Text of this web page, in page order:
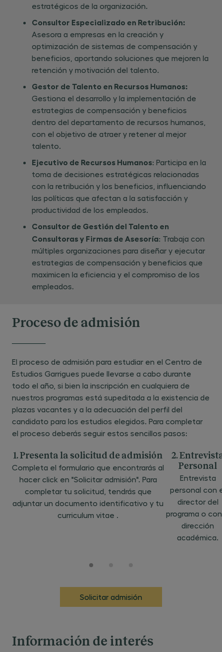
estratégicos de la organización.
Consultor Especializado en Retribución:
Asesora a empresas en la creación y
optimización de sistemas de compensación y
beneficios, aportando soluciones que mejoren la
retención y motivación del talento.
Gestor de Talento en Recursos Humanos:
Gestiona el desarrollo y la implementación de
estrategias de compensación y beneficios
dentro del departamento de recursos humanos,
con el objetivo de atraer y retener al mejor
talento.
Ejecutivo de Recursos Humanos: Participa en la
toma de decisiones estratégicas relacionadas
con la retribución y los beneficios, influenciando
las políticas que afectan a la satisfacción y
productividad de los empleados.
Consultor de Gestión del Talento en
Consultoras y Firmas de Asesoría: Trabaja con
múltiples organizaciones para diseñar y ejecutar
estrategias de compensación y beneficios que
maximicen la eficiencia y el compromiso de los
empleados.
Proceso de admisión
El proceso de admisión para estudiar en el Centro de
Estudios Garrigues puede llevarse a cabo durante
todo el año, si bien la inscripción en cualquiera de
nuestros programas está supeditada a la existencia de
plazas vacantes y a la adecuación del perfil del
candidato para los estudios elegidos. Para completar
el proceso deberás seguir estos sencillos pasos:
1. Presenta la solicitud de admisión
Completa el formulario que encontrarás al
hacer click en "Solicitar admisión". Para
completar tu solicitud, tendrás que
adjuntar un documento identificativo y tu
curriculum vitae .
2.
Personal
Entrevista
personal con
director del
programa o
dirección
académica.
Solicitar admisión
Información de interés